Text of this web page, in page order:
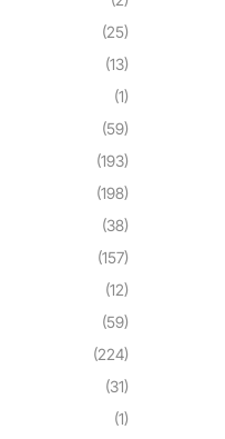
(25)
(13)
(1)
(59)
(193)
(198)
(38)
(157)
(12)
(59)
(224)
(31)
(1)